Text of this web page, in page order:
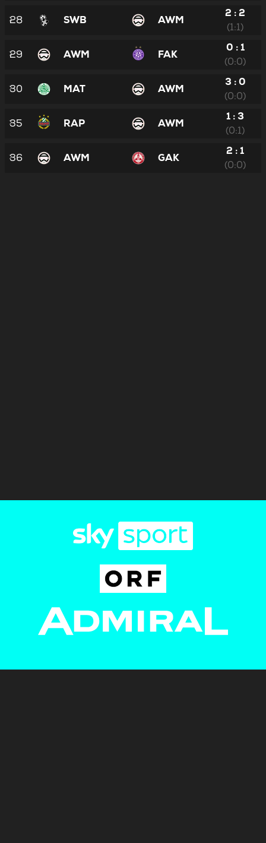
28 SWB AWM
2 : 2
(1:1)
29 AWM FAK
0 : 1
(0:0)
30 MAT AWM
3 : 0
(0:0)
35 RAP AWM
1 : 3
(0:1)
36 AWM GAK
2 : 1
(0:0)